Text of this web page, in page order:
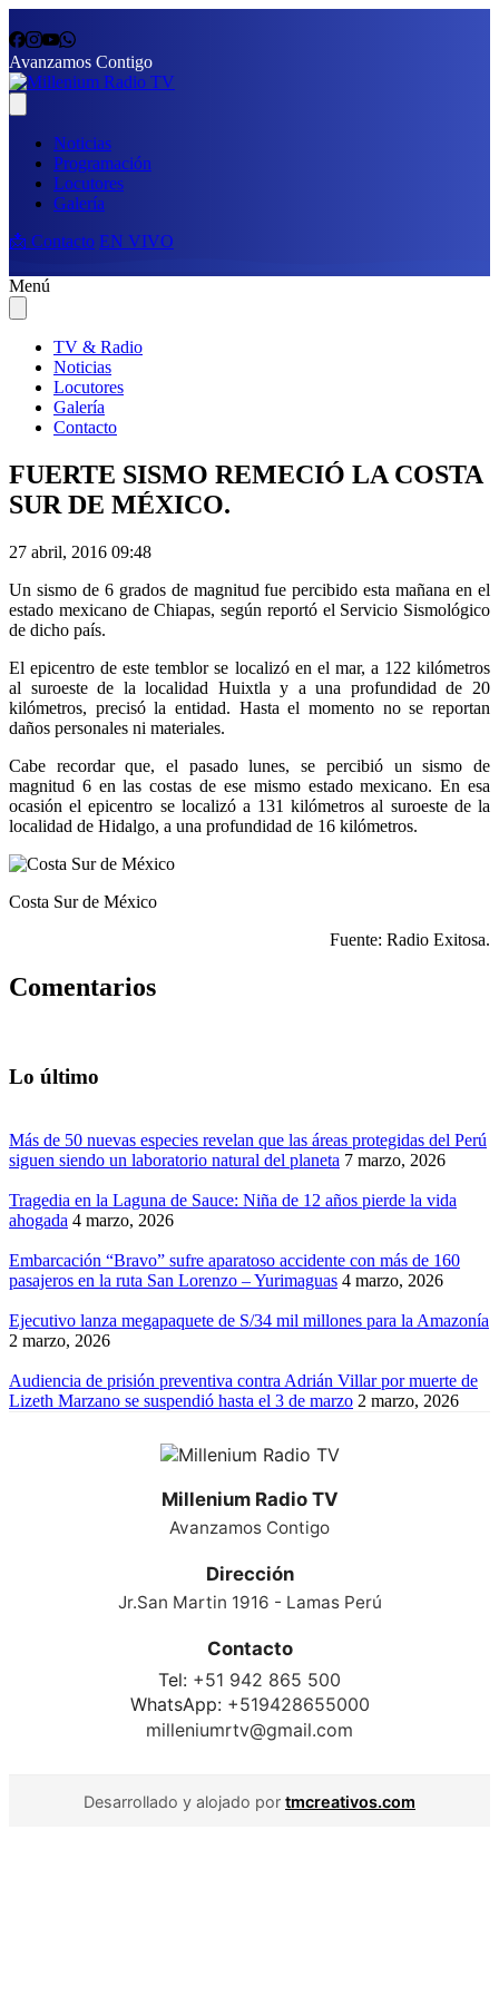
Avanzamos Contigo
Noticias
Programación
Locutores
Galería
📩 Contacto EN VIVO
Menú
TV & Radio
Noticias
Locutores
Galería
Contacto
FUERTE SISMO REMECIÓ LA COSTA
SUR DE MÉXICO.
27 abril, 2016 09:48
Un sismo de 6 grados de magnitud fue percibido esta mañana en el
estado mexicano de Chiapas, según reportó el Servicio Sismológico
de dicho país.
El epicentro de este temblor se localizó en el mar, a 122 kilómetros
al suroeste de la localidad Huixtla y a una profundidad de 20
kilómetros, precisó la entidad. Hasta el momento no se reportan
daños personales ni materiales.
Cabe recordar que, el pasado lunes, se percibió un sismo de
magnitud 6 en las costas de ese mismo estado mexicano. En esa
ocasión el epicentro se localizó a 131 kilómetros al suroeste de la
localidad de Hidalgo, a una profundidad de 16 kilómetros.
Costa Sur de México
Fuente: Radio Exitosa.
Comentarios
Lo último
Más de 50 nuevas especies revelan que las áreas protegidas del Perú
siguen siendo un laboratorio natural del planeta 7 marzo, 2026
Tragedia en la Laguna de Sauce: Niña de 12 años pierde la vida
ahogada 4 marzo, 2026
Embarcación “Bravo” sufre aparatoso accidente con más de 160
pasajeros en la ruta San Lorenzo – Yurimaguas 4 marzo, 2026
Ejecutivo lanza megapaquete de S/34 mil millones para la Amazonía
2 marzo, 2026
Audiencia de prisión preventiva contra Adrián Villar por muerte de
Lizeth Marzano se suspendió hasta el 3 de marzo 2 marzo, 2026
Millenium Radio TV
Avanzamos Contigo
Dirección
Jr.San Martin 1916 - Lamas Perú
Contacto
Tel: +51 942 865 500
WhatsApp: +519428655000
milleniumrtv@gmail.com
Desarrollado y alojado por tmcreativos.com